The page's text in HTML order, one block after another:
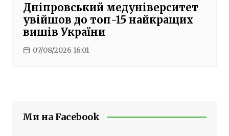
Дніпровський медуніверситет
увійшов до топ-15 найкращих
вишів України
07/08/2026 16:01
Ми на Facebook